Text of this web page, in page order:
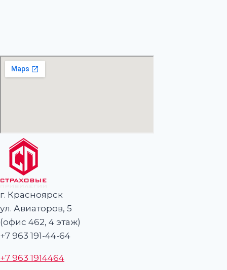
г. Красноярск
ул. Авиаторов, 5
(офис 462, 4 этаж)
+7 963 191-44-64
+7 963 1914464